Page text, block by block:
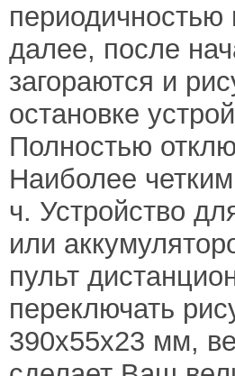
периодичностью
далее, после
загораются и
остановке
Полностью
Наиболее
ч. Устройство
или
пульт
переключать
390х55х23 мм,